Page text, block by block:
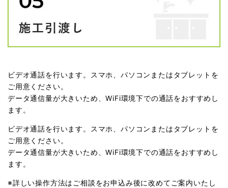
ビデオ通話を行います。スマホ、パソコンまたはタブレットを
ご用意ください。
データ通信量が大きいため、WiFi環境下での通話をおすすめし
ます。
ビデオ通話を行います。スマホ、パソコンまたはタブレットを
ご用意ください。
データ通信量が大きいため、WiFi環境下での通話をおすすめし
ます。
※詳しい操作方法はご相談をお申込み後に改めてご案内いたし